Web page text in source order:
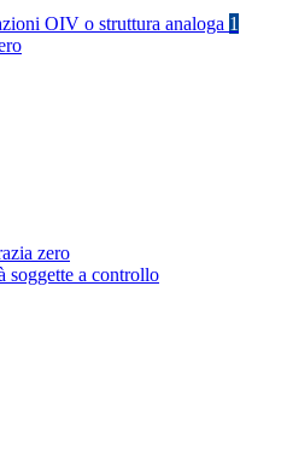
OIV o struttura analoga 1
zero
soggette a controllo